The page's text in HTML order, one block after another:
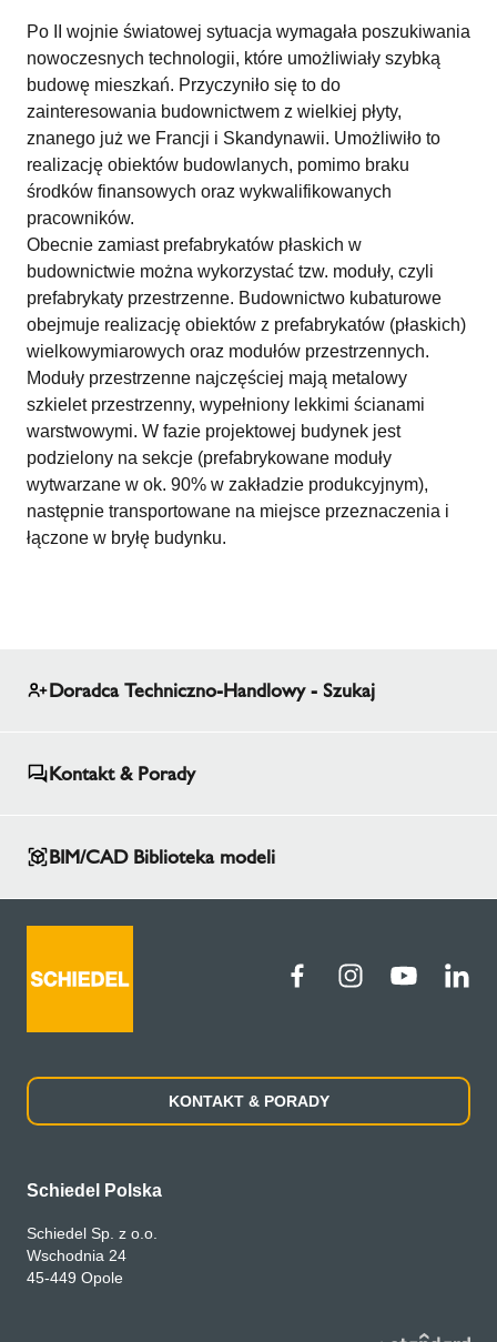
Po II wojnie światowej sytuacja wymagała poszukiwania
nowoczesnych technologii, które umożliwiały szybką
budowę mieszkań. Przyczyniło się to do
zainteresowania budownictwem z wielkiej płyty,
znanego już we Francji i Skandynawii. Umożliwiło to
realizację obiektów budowlanych, pomimo braku
środków finansowych oraz wykwalifikowanych
pracowników.
Obecnie zamiast prefabrykatów płaskich w
budownictwie można wykorzystać tzw. moduły, czyli
prefabrykaty przestrzenne. Budownictwo kubaturowe
obejmuje realizację obiektów z prefabrykatów (płaskich)
wielkowymiarowych oraz modułów przestrzennych.
Moduły przestrzenne najczęściej mają metalowy
szkielet przestrzenny, wypełniony lekkimi ścianami
warstwowymi. W fazie projektowej budynek jest
podzielony na sekcje (prefabrykowane moduły
wytwarzane w ok. 90% w zakładzie produkcyjnym),
następnie transportowane na miejsce przeznaczenia i
łączone w bryłę budynku.
Doradca Techniczno-Handlowy - Szukaj
Kontakt & Porady
BIM/CAD Biblioteka modeli
KONTAKT & PORADY
Schiedel Polska
Schiedel Sp. z o.o.
Wschodnia 24
45-449 Opole